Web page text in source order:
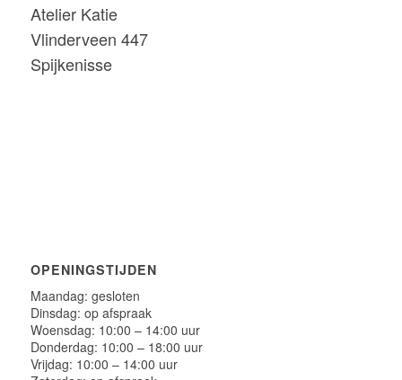
Atelier Katie
Vlinderveen 447
Spijkenisse
OPENINGSTIJDEN
Maandag: gesloten
Dinsdag: op afspraak
Woensdag: 10:00 – 14:00 uur
Donderdag: 10:00 – 18:00 uur
Vrijdag: 10:00 – 14:00 uur